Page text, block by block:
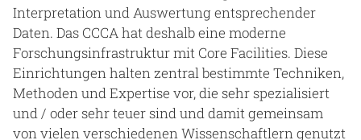
Notaufnahme
Anreise
Interpretation und Auswertung entsprechender
Daten. Das CCCA hat deshalb eine moderne
Forschungsinfrastruktur mit Core Facilities. Diese
Einrichtungen halten zentral bestimmte Techniken,
Methoden und Expertise vor, die sehr spezialisiert
und / oder sehr teuer sind und damit gemeinsam
von vielen verschiedenen Wissenschaftlern genutzt